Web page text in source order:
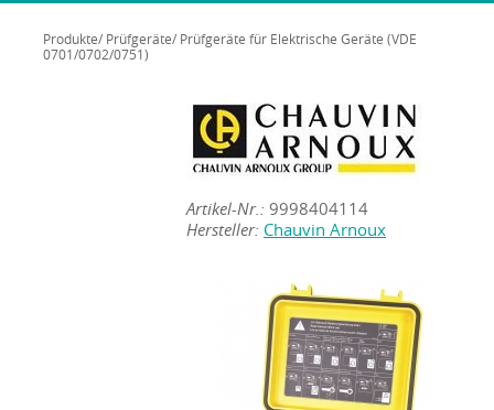
Produkte/ Prüfgeräte/ Prüfgeräte für Elektrische Geräte (VDE
0701/0702/0751)
Artikel-Nr.: 9998404114
Hersteller: Chauvin Arnoux